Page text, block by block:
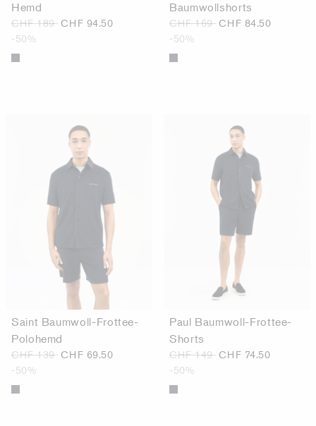
Hemd
CHF 189 CHF 94.50
-50%
Baumwollshorts
CHF 169 CHF 84.50
-50%
Saint Baumwoll-Frottee-
Polohemd
CHF 139 CHF 69.50
-50%
Paul Baumwoll-Frottee-
Shorts
CHF 149 CHF 74.50
-50%